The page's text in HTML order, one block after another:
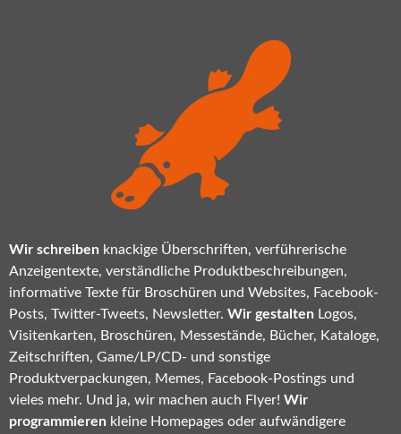
Wir schreiben knackige Überschriften, verführerische
Anzeigentexte, verständliche Produktbeschreibungen,
informative Texte für Broschüren und Websites, Facebook-
Posts, Twitter-Tweets, Newsletter. Wir gestalten Logos,
Visitenkarten, Broschüren, Messestände, Bücher, Kataloge,
Zeitschriften, Game/LP/CD- und sonstige
Produktverpackungen, Memes, Facebook-Postings und
vieles mehr. Und ja, wir machen auch Flyer! Wir
programmieren kleine Homepages oder aufwändigere